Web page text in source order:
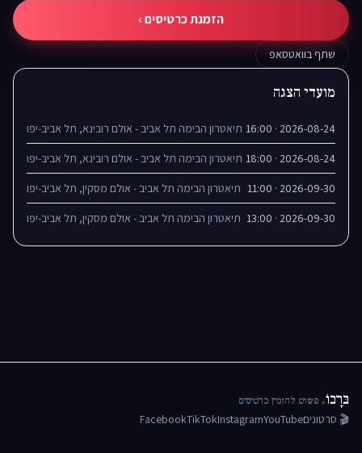
הזמנת כרטיסים ›
שתף בוואטסאפ
מועדי הצגה
2026-08-24 · 16:00 תיאטרון הבימה תל אביב - אולם רובינא, תל אביב-יפו
2026-08-24 · 18:00 תיאטרון הבימה תל אביב - אולם רובינא, תל אביב-יפו
2026-09-30 · 11:00 תיאטרון הבימה תל אביב - אולם מסקין, תל אביב-יפו
2026-09-30 · 13:00 תיאטרון הבימה תל אביב - אולם מסקין, תל אביב-יפו
בּרָבוֹ. פשוט להזמין כרטיסים
🎬 סרטוניםYouTube
Instagram
TikTok
Facebook